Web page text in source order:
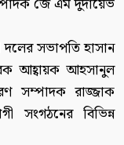
সভাপতি হাসান
আহ্বায়ক আহসানুল
সম্পাদক রাজ্জাক
সংগঠনের বিভিন্ন